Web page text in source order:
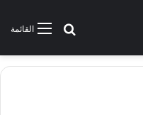
القائمةبحث عن